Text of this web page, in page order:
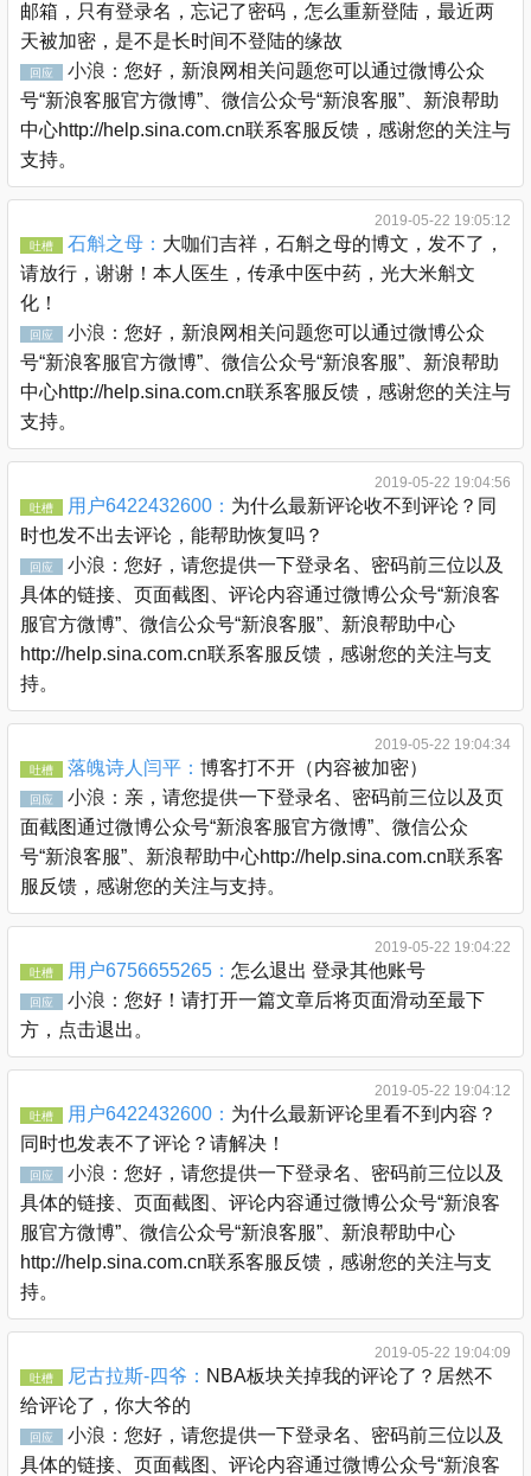
邮箱，只有登录名，忘记了密码，怎么重新登陆，最近两
天被加密，是不是长时间不登陆的缘故
回应 小浪： 您好，新浪网相关问题您可以通过微博公众
号“新浪客服官方微博”、微信公众号“新浪客服”、新浪帮助
中心http://help.sina.com.cn联系客服反馈，感谢您的关注与
支持。
2019-05-22 19:05:12
吐槽 石斛之母： 大咖们吉祥，石斛之母的博文，发不了，
请放行，谢谢！本人医生，传承中医中药，光大米斛文
化！
回应 小浪： 您好，新浪网相关问题您可以通过微博公众
号“新浪客服官方微博”、微信公众号“新浪客服”、新浪帮助
中心http://help.sina.com.cn联系客服反馈，感谢您的关注与
支持。
2019-05-22 19:04:56
吐槽 用户6422432600： 为什么最新评论收不到评论？同
时也发不出去评论，能帮助恢复吗？
回应 小浪： 您好，请您提供一下登录名、密码前三位以及
具体的链接、页面截图、评论内容通过微博公众号“新浪客
服官方微博”、微信公众号“新浪客服”、新浪帮助中心
http://help.sina.com.cn联系客服反馈，感谢您的关注与支
持。
2019-05-22 19:04:34
吐槽 落魄诗人闫平： 博客打不开（内容被加密）
回应 小浪： 亲，请您提供一下登录名、密码前三位以及页
面截图通过微博公众号“新浪客服官方微博”、微信公众
号“新浪客服”、新浪帮助中心http://help.sina.com.cn联系客
服反馈，感谢您的关注与支持。
2019-05-22 19:04:22
吐槽 用户6756655265： 怎么退出 登录其他账号
回应 小浪： 您好！请打开一篇文章后将页面滑动至最下
方，点击退出。
2019-05-22 19:04:12
吐槽 用户6422432600： 为什么最新评论里看不到内容？
同时也发表不了评论？请解决！
回应 小浪： 您好，请您提供一下登录名、密码前三位以及
具体的链接、页面截图、评论内容通过微博公众号“新浪客
服官方微博”、微信公众号“新浪客服”、新浪帮助中心
http://help.sina.com.cn联系客服反馈，感谢您的关注与支
持。
2019-05-22 19:04:09
吐槽 尼古拉斯-四爷： NBA板块关掉我的评论了？居然不
给评论了，你大爷的
回应 小浪： 您好，请您提供一下登录名、密码前三位以及
具体的链接、页面截图、评论内容通过微博公众号“新浪客